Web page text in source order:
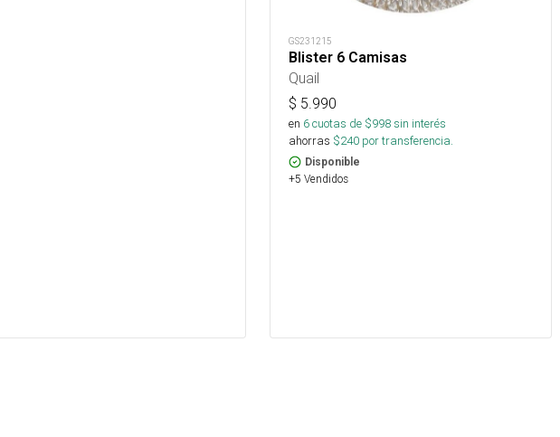
GS231215
Blister 6 Camisas
Quail
$ 5.990
en 6cuotas de $998sin interés
ahorras $240 por transferencia.
Disponible
+5 Vendidos